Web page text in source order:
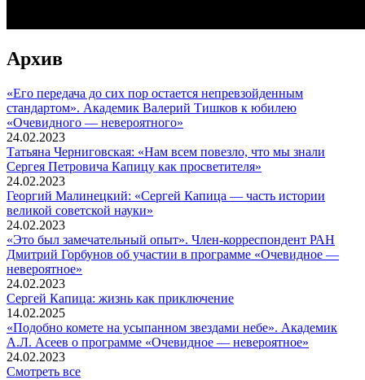
Архив
«Его передача до сих пор остается непревзойденным
стандартом». Академик Валерий Тишков к юбилею
«Очевидного — невероятного»
24.02.2023
Татьяна Черниговская: «Нам всем повезло, что мы знали
Сергея Петровича Капицу как просветителя»
24.02.2023
Георгий Малинецкий: «Сергей Капица — часть истории
великой советской науки»
24.02.2023
«Это был замечательный опыт». Член-корреспондент РАН
Дмитрий Горбунов об участии в программе «Очевидное —
невероятное»
24.02.2023
Сергей Капица: жизнь как приключение
14.02.2025
«Подобно комете на усыпанном звездами небе». Академик
А.Л. Асеев о программе «Очевидное — невероятное»
24.02.2023
Смотреть все